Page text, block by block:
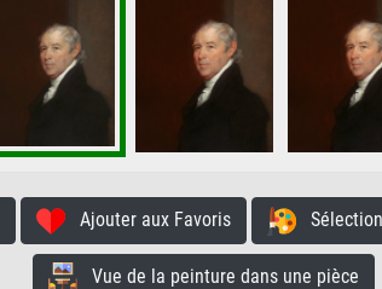
Ajouter aux Favoris
Vue de la peinture dans une pièce